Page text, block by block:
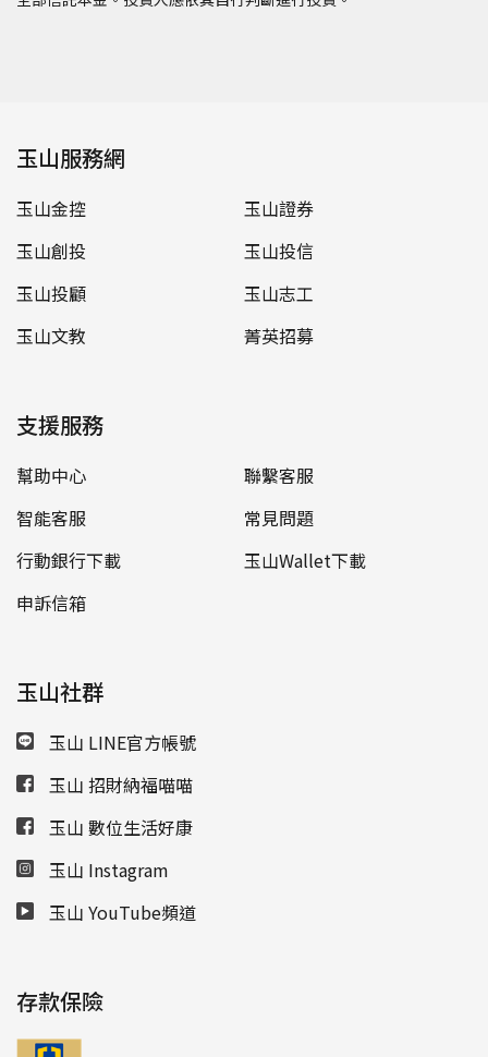
玉山服務網
玉山金控
玉山證券
玉山創投
玉山投信
玉山投顧
玉山志工
玉山文教
菁英招募
支援服務
幫助中心
聯繫客服
智能客服
常見問題
行動銀行下載
玉山Wallet下載
申訴信箱
玉山社群
玉山 LINE官方帳號
玉山 招財納福喵喵
玉山 數位生活好康
玉山 Instagram
玉山 YouTube頻道
存款保險